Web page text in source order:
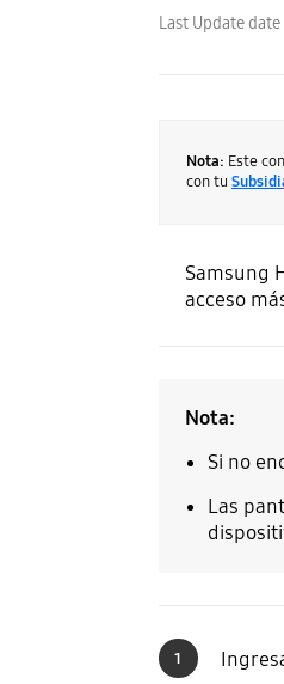
Last Update date
Nota: Este
con tu
Samsung
acceso
Nota:
Si no
Las
1